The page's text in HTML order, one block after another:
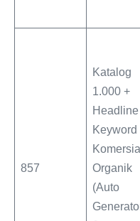
857
Katalog
1.000 +
Headline
Keyword
Komersial
Organik
(Auto